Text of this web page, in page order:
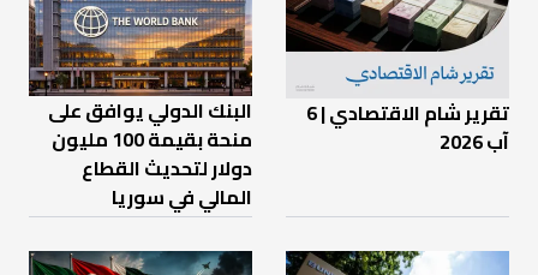
تقرير شام الاقتصادي | 6
آب 2026
البنك الدولي يوافق على
منحة بقيمة 100 مليون
دولار لتحديث القطاع
المالي في سوريا